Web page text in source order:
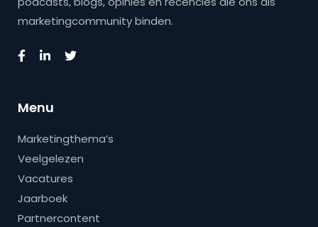
marketingcommunity binden.
Menu
Marketingthema’s
Veelgelezen
Vacatures
Jaarboek
Partnercontent